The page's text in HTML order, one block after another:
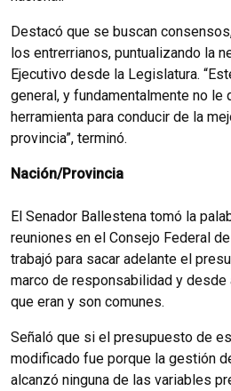
Destacó que se buscan
los entrerrianos, puntualizando la
Ejecutivo desde la Legislatura.
general, y fundamentalmente no le
herramienta para conducir de la
provincia”, terminó.
Nación/Provincia
El Senador Ballestena tomó la
reuniones en el Consejo Federal
trabajó para sacar adelante el
marco de responsabilidad y
que eran y son comunes.
Señaló que si el presupuesto de
modificado fue porque la gestión
alcanzó ninguna de las variables